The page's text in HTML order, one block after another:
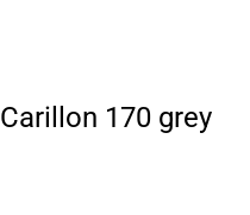
170 grey